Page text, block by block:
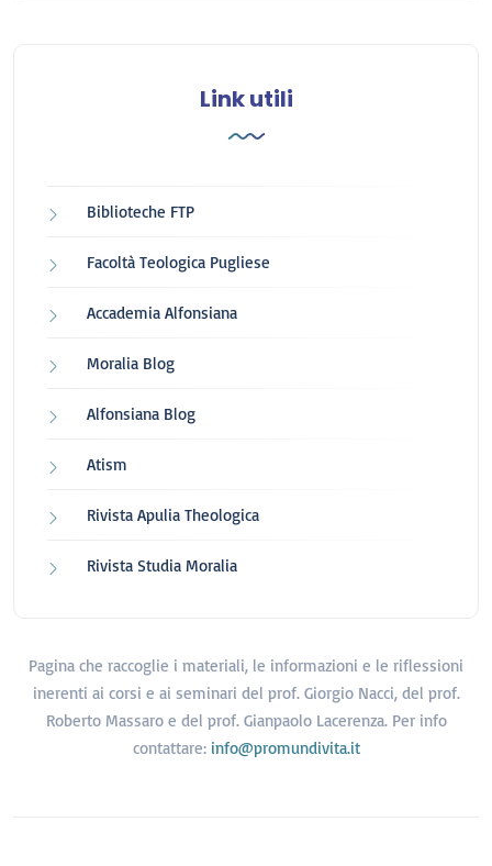
Link utili
Biblioteche FTP
Facoltà Teologica Pugliese
Accademia Alfonsiana
Moralia Blog
Alfonsiana Blog
Atism
Rivista Apulia Theologica
Rivista Studia Moralia
Pagina che raccoglie i materiali, le informazioni e le riflessioni
inerenti ai corsi e ai seminari del prof. Giorgio Nacci, del prof.
Roberto Massaro e del prof. Gianpaolo Lacerenza. Per info
contattare: info@promundivita.it